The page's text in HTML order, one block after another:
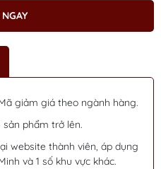
giảm giá theo ngành hàng.
sản phẩm trở lên.
website thành viên, áp dụng
và 1 số khu vực khác.